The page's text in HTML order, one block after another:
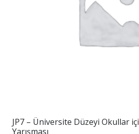
JP7 – Üniversite Düzeyi Okullar
Yarışması